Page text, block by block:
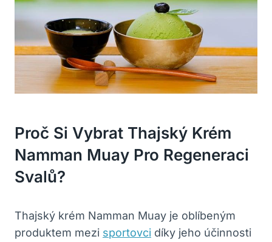
Proč Si Vybrat Thajský Krém
Namman Muay Pro Regeneraci
Svalů?
Thajský krém Namman Muay je oblíbeným
produktem mezi sportovci díky jeho účinnosti